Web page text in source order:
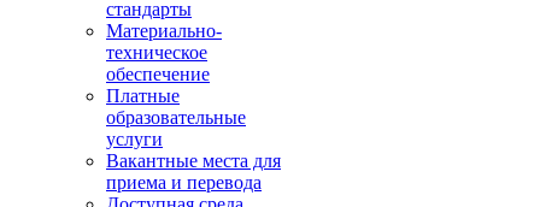
стандарты
Материально-
техническое
обеспечение
Платные
образовательные
услуги
Вакантные места для
приема и перевода